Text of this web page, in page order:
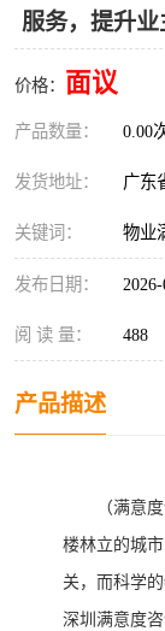
服务，提升
价格： 面议
产品数量： 0.00
发货地址： 广东
关键词： 物业
发布日期：
阅 读 量： 488
产品描述
（满意
楼林立的城
关，而科学
深圳满意度